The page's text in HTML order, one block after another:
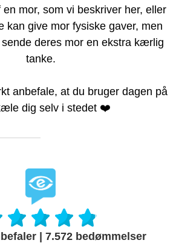
mor, som vi beskriver her, eller
kan give mor fysiske gaver, men
deres mor en ekstra kærlig
tanke.
anbefale, at du bruger dagen på
dig selv i stedet ❤️
7.572 bedømmelser